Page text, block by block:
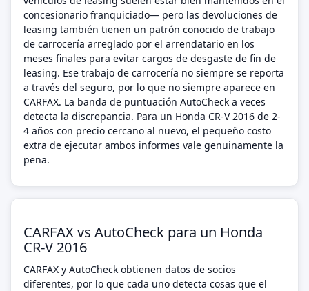
concesionario franquiciado— pero las devoluciones de
leasing también tienen un patrón conocido de trabajo
de carrocería arreglado por el arrendatario en los
meses finales para evitar cargos de desgaste de fin de
leasing. Ese trabajo de carrocería no siempre se reporta
a través del seguro, por lo que no siempre aparece en
CARFAX. La banda de puntuación AutoCheck a veces
detecta la discrepancia. Para un Honda CR-V 2016 de 2-
4 años con precio cercano al nuevo, el pequeño costo
extra de ejecutar ambos informes vale genuinamente la
pena.
CARFAX vs AutoCheck para un Honda
CR-V 2016
CARFAX y AutoCheck obtienen datos de socios
diferentes, por lo que cada uno detecta cosas que el